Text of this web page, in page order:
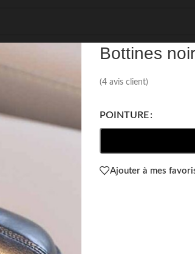
Bottines
(4 avis client)
POINTURE
Ajouter à mes